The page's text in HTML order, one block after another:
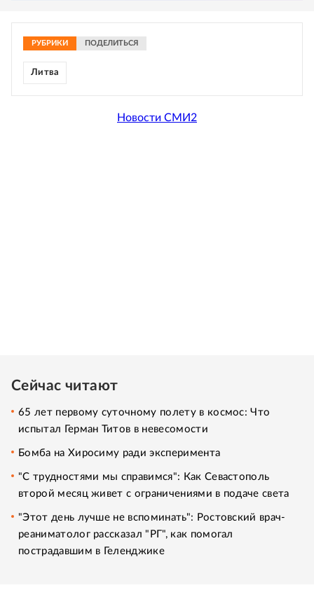
РУБРИКИ ПОДЕЛИТЬСЯ
Литва
Новости СМИ2
Сейчас читают
65 лет первому суточному полету в космос: Что
испытал Герман Титов в невесомости
Бомба на Хиросиму ради эксперимента
"С трудностями мы справимся": Как Севастополь
второй месяц живет с ограничениями в подаче света
"Этот день лучше не вспоминать": Ростовский врач-
реаниматолог рассказал "РГ", как помогал
пострадавшим в Геленджике